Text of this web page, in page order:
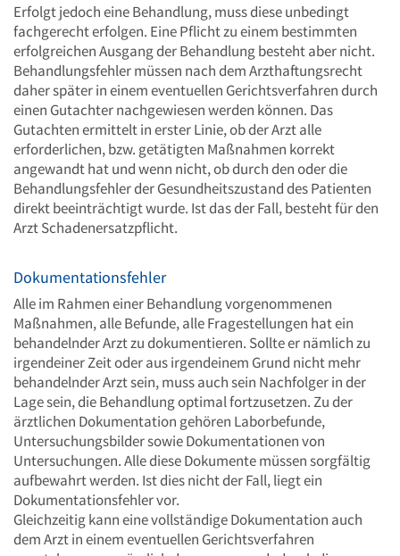
Erfolgt jedoch eine Behandlung, muss diese unbedingt
fachgerecht erfolgen. Eine Pflicht zu einem bestimmten
erfolgreichen Ausgang der Behandlung besteht aber nicht.
Behandlungsfehler müssen nach dem Arzthaftungsrecht
daher später in einem eventuellen Gerichtsverfahren durch
einen Gutachter nachgewiesen werden können. Das
Gutachten ermittelt in erster Linie, ob der Arzt alle
erforderlichen, bzw. getätigten Maßnahmen korrekt
angewandt hat und wenn nicht, ob durch den oder die
Behandlungsfehler der Gesundheitszustand des Patienten
direkt beeinträchtigt wurde. Ist das der Fall, besteht für den
Arzt Schadenersatzpflicht.
Dokumentationsfehler
Alle im Rahmen einer Behandlung vorgenommenen
Maßnahmen, alle Befunde, alle Fragestellungen hat ein
behandelnder Arzt zu dokumentieren. Sollte er nämlich zu
irgendeiner Zeit oder aus irgendeinem Grund nicht mehr
behandelnder Arzt sein, muss auch sein Nachfolger in der
Lage sein, die Behandlung optimal fortzusetzen. Zu der
ärztlichen Dokumentation gehören Laborbefunde,
Untersuchungsbilder sowie Dokumentationen von
Untersuchungen. Alle diese Dokumente müssen sorgfältig
aufbewahrt werden. Ist dies nicht der Fall, liegt ein
Dokumentationsfehler vor.
Gleichzeitig kann eine vollständige Dokumentation auch
dem Arzt in einem eventuellen Gerichtsverfahren